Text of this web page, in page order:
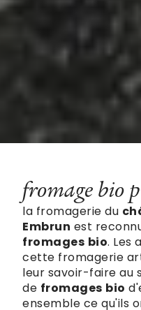
fromage bio
la fromagerie du
Embrun est
fromages bio. Les
cette fromagerie
leur savoir-faire au
de fromages bio
ensemble ce qu'ils